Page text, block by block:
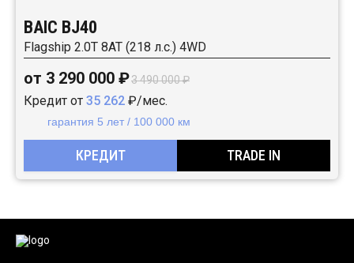
BAIC BJ40
Flagship 2.0T 8AT (218 л.с.) 4WD
от 3 290 000 ₽3 490 000 ₽
Кредит от 35 262 ₽/мес.
гарантия 5 лет / 100 000 км
КРЕДИТ TRADE IN